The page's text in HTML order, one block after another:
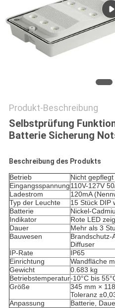
Produkt-Beschreibung
Selbstprüfung
Batterie Sicherung
Beschreibung des Produkts
Betrieb
Nicht
Eingangsspannung110V-127V
Ladestrom
120mA
Typ der Leuchte
15 Stück DIP
Batterie
Nickel-
Indikator
Rote LED
Dauer
Mehr als 3
Bauwesen
Brandschutz-
Diffuser
IP-Rate
IP65
Einrichtung
Wandfläche
Gewicht
0.683 kg
Betriebstemperatur-10°C bis
Größe
345 mm ×
Toleranz
Anpassung
Batterie,